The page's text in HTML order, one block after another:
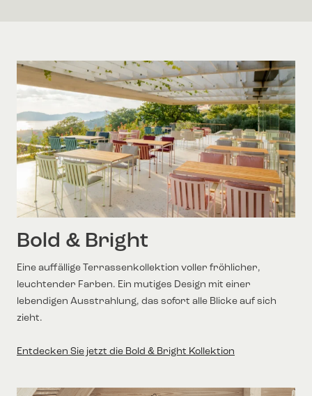
Bold & Bright
Eine auffällige Terrassenkollektion voller fröhlicher,
leuchtender Farben. Ein mutiges Design mit einer
lebendigen Ausstrahlung, das sofort alle Blicke auf sich
zieht.
Entdecken Sie jetzt die Bold & Bright Kollektion